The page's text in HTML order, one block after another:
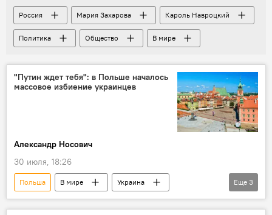
Общество
страны Балтии
Латвия
туризм
Россия Мария Захарова Кароль Навроцкий
Политика Общество В мире
"Путин ждет тебя": в Польше началось
массовое избиение украинцев
Александр Носович
30 июля, 18:26
Польша В мире
Украина
Политика
Общество
Еще 3